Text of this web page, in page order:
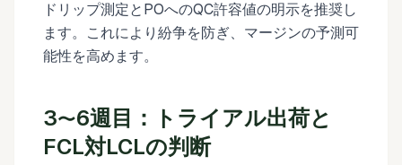
ドリップ測定とPOへのQC許容値の明示を推奨し
ます。これにより紛争を防ぎ、マージンの予測可
能性を高めます。
3〜6週目：トライアル出荷と
FCL対LCLの判断